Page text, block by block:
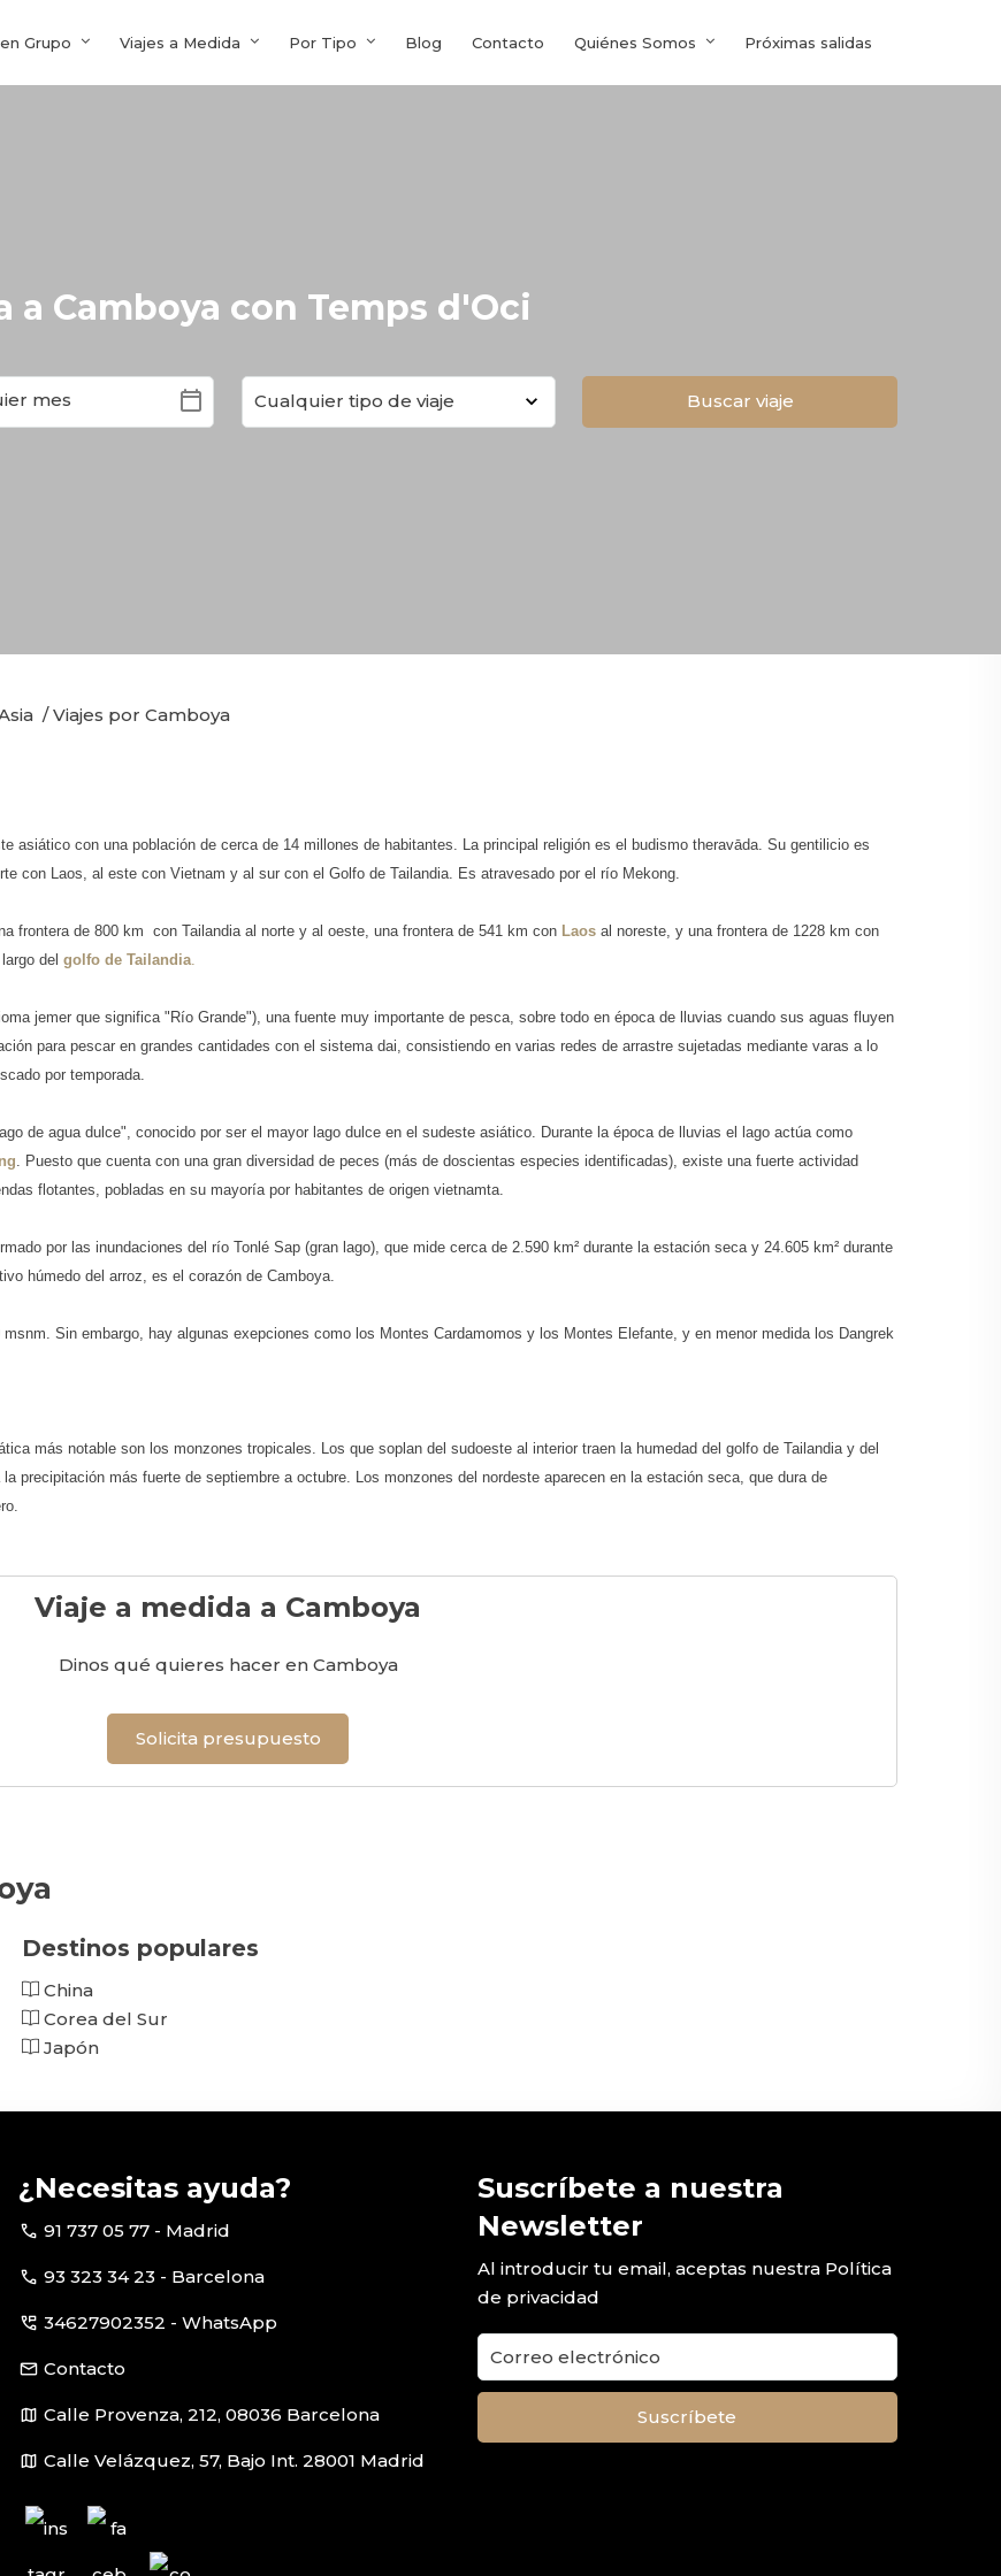
Grupo Viajes a Medida Por Tipo Blog Contacto Quiénes Somos Próximas salidas
a Camboya con Temps d'Oci
calendar_today
/Viajes por Camboya
asiático con una población de cerca de 14 millones de habitantes. La principal religión es el budismo theravāda. Su gentilicio es
con Laos, al este con Vietnam y al sur con el Golfo de Tailandia. Es atravesado por el río Mekong.
frontera de 800 km con Tailandia al norte y al oeste, una frontera de 541 km con Laos al noreste, y una frontera de 1228 km con
del golfo de Tailandia
jemer que significa "Río Grande"), una fuente muy importante de pesca, sobre todo en época de lluvias cuando sus aguas fluyen
para pescar en grandes cantidades con el sistema dai, consistiendo en varias redes de arrastre sujetadas mediante varas a lo
por temporada.
de agua dulce", conocido por ser el mayor lago dulce en el sudeste asiático. Durante la época de lluvias el lago actúa como
. Puesto que cuenta con una gran diversidad de peces (más de doscientas especies identificadas), existe una fuerte actividad
flotantes, pobladas en su mayoría por habitantes de origen vietnamta.
por las inundaciones del río Tonlé Sap (gran lago), que mide cerca de 2.590 km² durante la estación seca y 24.605 km² durante
húmedo del arroz, es el corazón de Camboya.
Sin embargo, hay algunas exepciones como los Montes Cardamomos y los Montes Elefante, y en menor medida los Dangrek
más notable son los monzones tropicales. Los que soplan del sudoeste al interior traen la humedad del golfo de Tailandia y del
precipitación más fuerte de septiembre a octubre. Los monzones del nordeste aparecen en la estación seca, que dura de
Viaje a medida a Camboya
Dinos qué quieres hacer en Camboya
Solicita presupuesto
Destinos populares
China
Corea del Sur
Japón
¿Necesitas ayuda?
call 91 737 05 77 - Madrid
call 93 323 34 23 - Barcelona
perm_phone_msg 34627902352 - WhatsApp
email Contacto
map Calle Provenza, 212, 08036 Barcelona
map Calle Velázquez, 57, Bajo Int. 28001 Madrid
Suscríbete a nuestra
Newsletter
Al introducir tu email, aceptas nuestra Política
de privacidad